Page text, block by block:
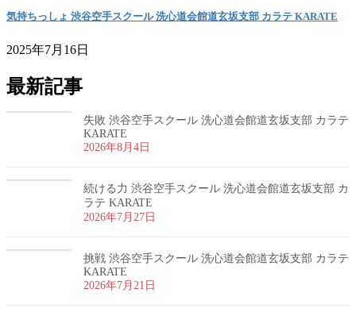
気持ちっしょ 渋谷空手スクール 洗心道会館道玄坂支部 カラテ KARATE
2025年7月16日
最新記事
失敗 渋谷空手スクール 洗心道会館道玄坂支部 カラテ
KARATE
2026年8月4日
続ける力 渋谷空手スクール 洗心道会館道玄坂支部 カ
ラテ KARATE
2026年7月27日
挑戦 渋谷空手スクール 洗心道会館道玄坂支部 カラテ
KARATE
2026年7月21日